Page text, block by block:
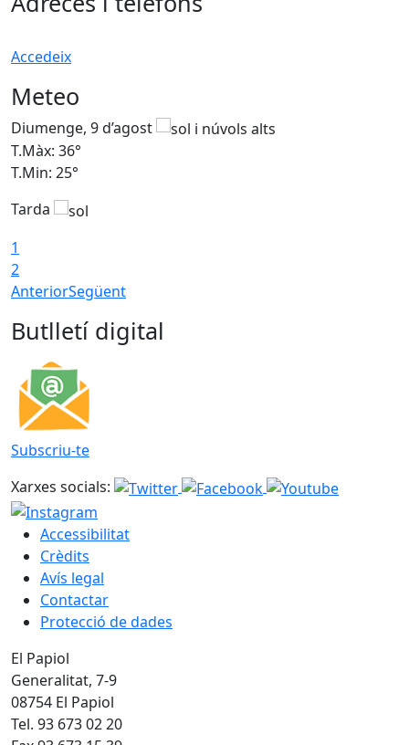
Accedeix
Meteo
Diumenge, 9 d’agost
T.Màx: 36°
T.Min: 25°
Tarda
1
2
AnteriorSegüent
Butlletí digital
Subscriu-te
Xarxes socials:
Accessibilitat
Crèdits
Avís legal
Contactar
Protecció de dades
El Papiol
Generalitat, 7-9
08754 El Papiol
Tel. 93 673 02 20